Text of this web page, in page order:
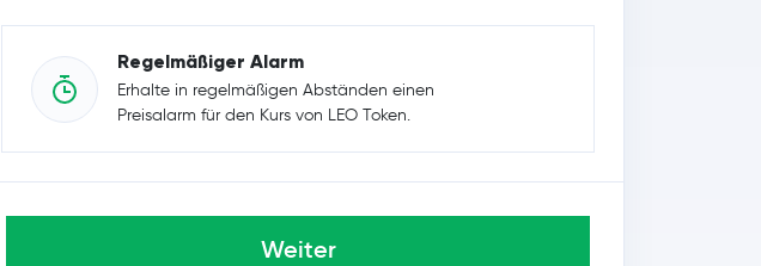
Regelmäßiger Alarm
Erhalte in regelmäßigen Abständen einen
Preisalarm für den Kurs von LEO Token.
Weiter